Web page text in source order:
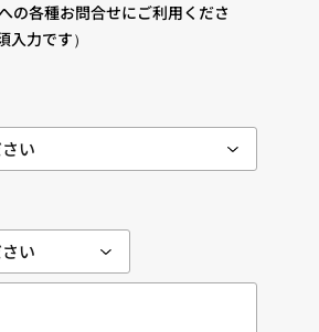
の各種お問合せにご利用くださ
入力です）